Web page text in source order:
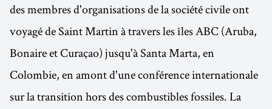
des membres d'organisations de la société civile ont
voyagé de Saint Martin à travers les îles ABC (Aruba,
Bonaire et Curaçao) jusqu'à Santa Marta, en
Colombie, en amont d'une conférence internationale
sur la transition hors des combustibles fossiles. La